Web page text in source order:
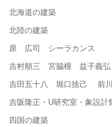
北海道の建築
北陸の建築
原 広司 シーラカンス
吉村順三 宮脇檀 益子義
吉田五十八 堀口捨己 前
吉阪隆正・U研究室・象設計
四国の建築